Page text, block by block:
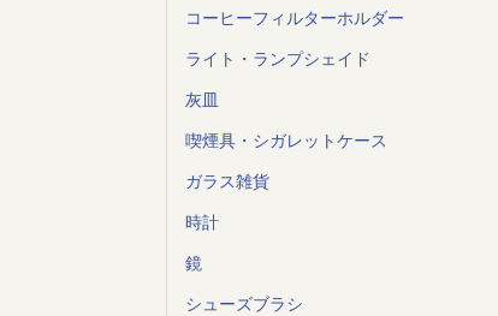
コーヒーフィルターホルダー
ライト・ランプシェイド
灰皿
喫煙具・シガレットケース
ガラス雑貨
時計
鏡
シューズブラシ